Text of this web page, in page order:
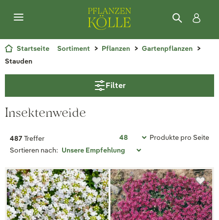
Startseite Sortiment Pflanzen
Gartenpflanzen
Stauden
Filter
Insektenweide
487Treffer
Produkte pro Seite
Sortieren nach: